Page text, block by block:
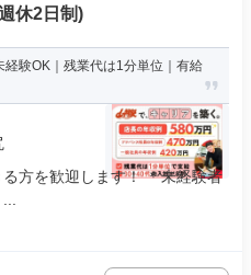
休2日制)
経験OK｜残業代は1分単位｜有給
方を歓迎します！ ＊未経験者